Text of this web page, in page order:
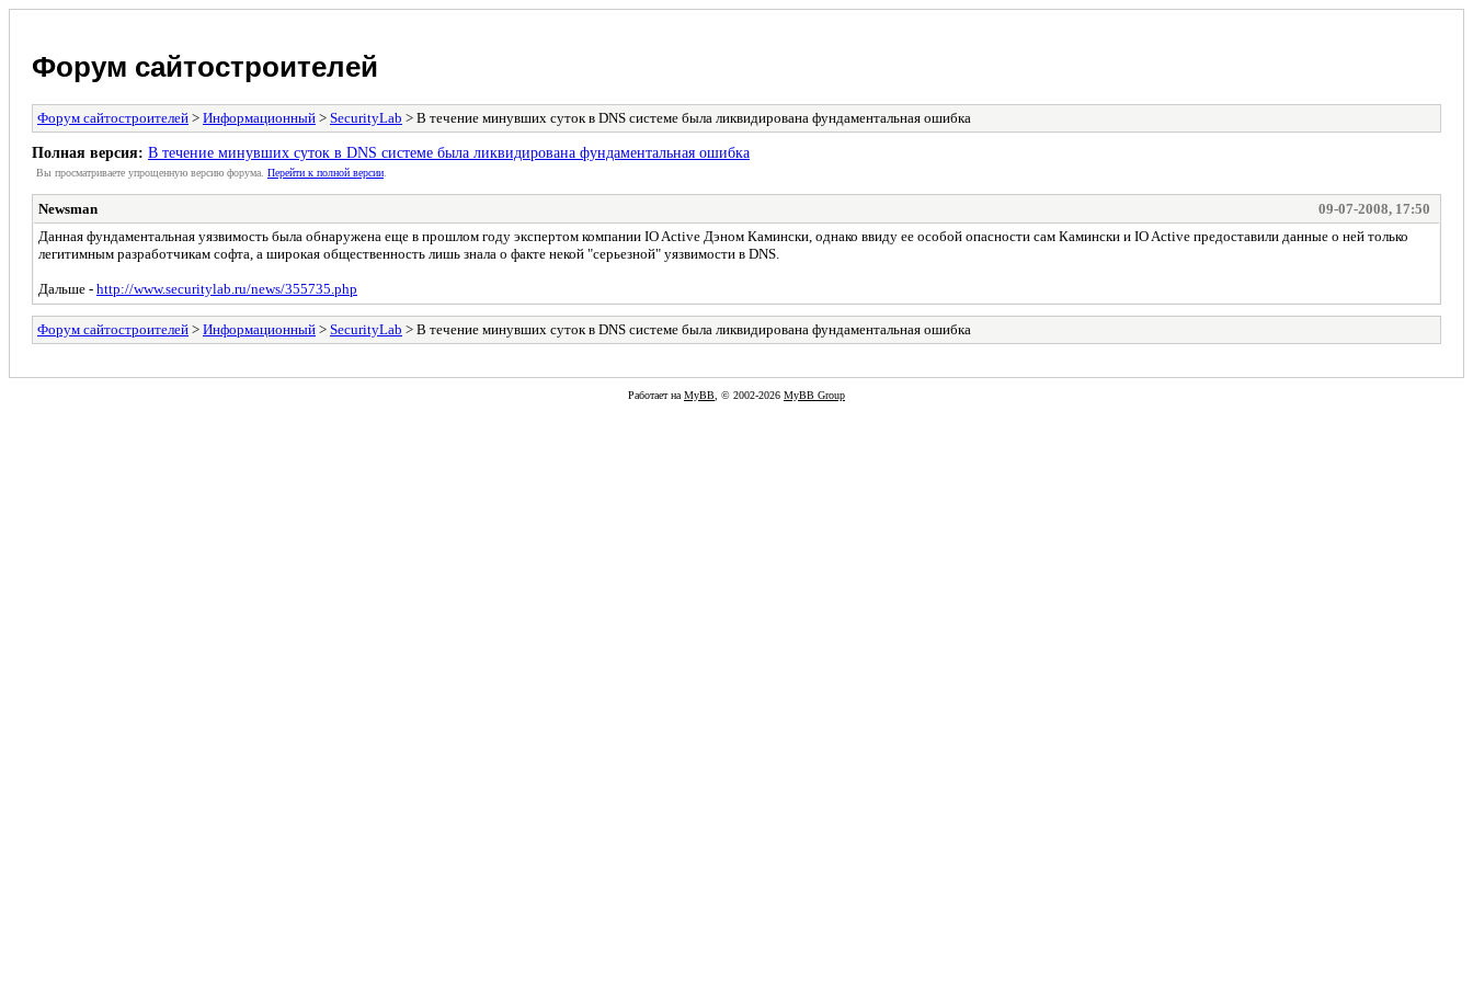
Форум сайтостроителей
Форум сайтостроителей > Информационный > SecurityLab > В течениe минувших суток в DNS системе была ликвидирована фундаментальная ошибка
Полная версия: В течениe минувших суток в DNS системе была ликвидирована фундаментальная ошибка
Вы просматриваете yпpощеннyю веpсию форума. Пеpейти к полной веpсии
Newsman
09-07-2008, 17:50
Данная фундаментальная уязвимость была обнаружена еще в прошлом году экспертом компании IO Active Дэном Камински, однако ввиду ее особой опасности сам Камински и IO Active предоставили данные о ней только
легитимным разработчикам софта, а широкая общественность лишь знала о факте некой "серьезной" уязвимости в DNS.
Дальше - http://www.securitylab.ru/news/355735.php
Форум сайтостроителей > Информационный > SecurityLab > В течениe минувших суток в DNS системе была ликвидирована фундаментальная ошибка
Работает на MyBB , © 2002-2026 MyBB Group